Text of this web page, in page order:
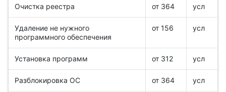
Очистка реестра от 364 усл
Удаление не нужного
программного обеспечения
от 156 усл
Установка программ от 312 усл
Разблокировка ОС от 364 усл